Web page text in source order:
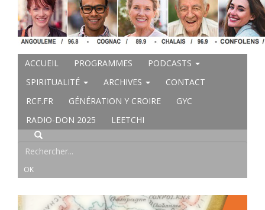
ACCUEIL PROGRAMMES
PODCASTS
SPIRITUALITÉ
ARCHIVES
CONTACT
RCF.FR
GÉNÉRATION Y CROIRE
GYC
RADIO-DON 2025
LEETCHI